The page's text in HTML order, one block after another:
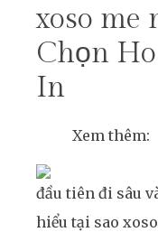
xoso me
Chọn
In
Xem thêm:
đầu tiên đi sâu
hiểu tại sao